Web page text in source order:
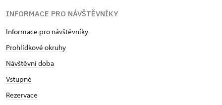
INFORMACE PRO NÁVŠTĚVNÍKY
Informace pro návštěvníky
Prohlídkové okruhy
Návštěvní doba
Vstupné
Rezervace